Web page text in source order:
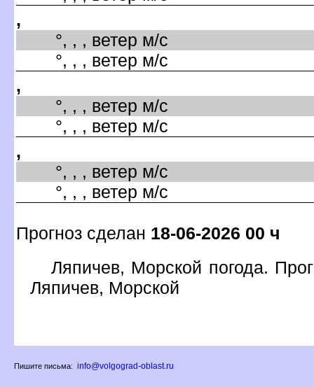
,
°, , , ветер м/с
°, , , ветер м/с
,
°, , , ветер м/с
°, , , ветер м/с
,
°, , , ветер м/с
°, , , ветер м/с
Прогноз сделан 18-06-2026 00 ч
Ляпичев, Морской погода.
Ляпичев, Морской
Пишите письма: info@volgograd-oblast.ru